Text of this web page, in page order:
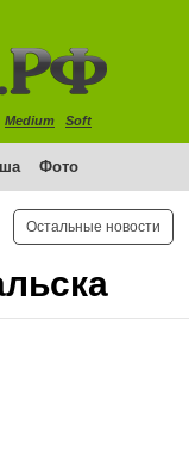
Medium Soft
Фото
Остальные новости